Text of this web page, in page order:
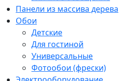
Панели из массива дерева
Обои
Детские
Для гостиной
Универсальные
Фотообои (фрески)